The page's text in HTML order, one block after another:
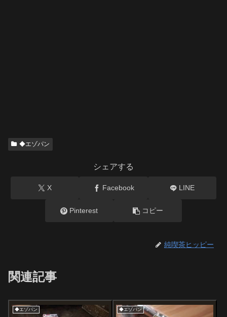
◆エゾパン
シェアする
X Facebook LINE
Pinterest コピー
純喫茶ヒッピー
関連記事
◆エゾパン ◆エゾパン